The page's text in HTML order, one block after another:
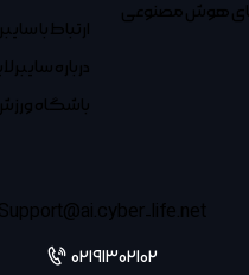
هوش مصنوعی
ارتباط با
درباره
باشگاه
Support@ai.cyber-life.net
02191302102